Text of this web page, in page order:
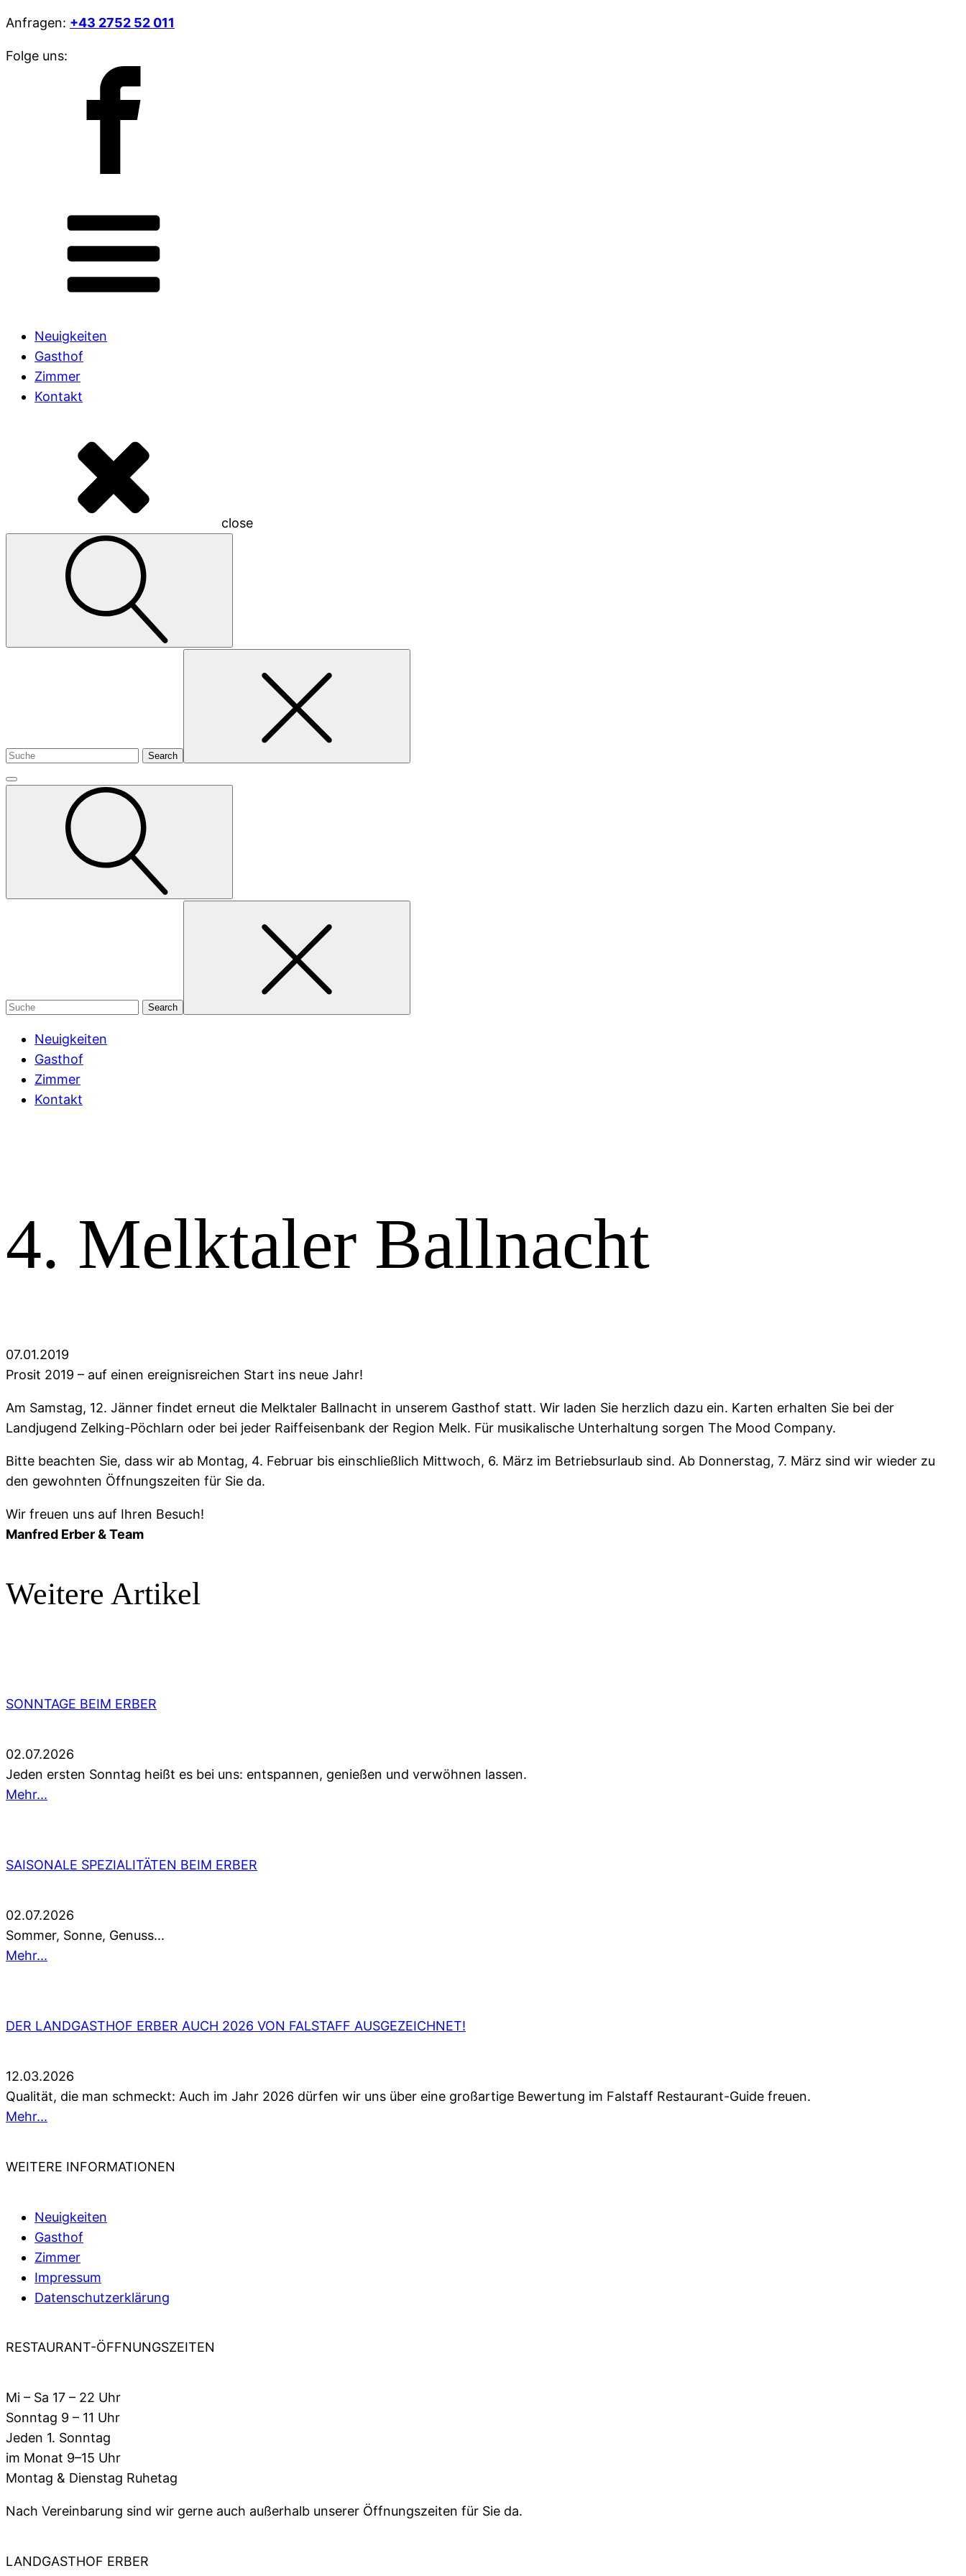
Anfragen: +43 2752 52 011
Folge uns:
Neuigkeiten
Gasthof
Zimmer
Kontakt
close
Neuigkeiten
Gasthof
Zimmer
Kontakt
4. Melktaler Ballnacht
07.01.2019
Prosit 2019 – auf einen ereignisreichen Start ins neue Jahr!
Am Samstag, 12. Jänner findet erneut die Melktaler Ballnacht in unserem Gasthof statt. Wir laden Sie herzlich dazu ein. Karten erhalten Sie bei der
Landjugend Zelking-Pöchlarn oder bei jeder Raiffeisenbank der Region Melk. Für musikalische Unterhaltung sorgen The Mood Company.
Bitte beachten Sie, dass wir ab Montag, 4. Februar bis einschließlich Mittwoch, 6. März im Betriebsurlaub sind. Ab Donnerstag, 7. März sind wir wieder zu
den gewohnten Öffnungszeiten für Sie da.
Wir freuen uns auf Ihren Besuch!
Manfred Erber & Team
Weitere Artikel
SONNTAGE BEIM ERBER
02.07.2026
Jeden ersten Sonntag heißt es bei uns: entspannen, genießen und verwöhnen lassen.
Mehr...
SAISONALE SPEZIALITÄTEN BEIM ERBER
02.07.2026
Sommer, Sonne, Genuss...
Mehr...
DER LANDGASTHOF ERBER AUCH 2026 VON FALSTAFF AUSGEZEICHNET!
12.03.2026
Qualität, die man schmeckt: Auch im Jahr 2026 dürfen wir uns über eine großartige Bewertung im Falstaff Restaurant-Guide freuen.
Mehr...
WEITERE INFORMATIONEN
Neuigkeiten
Gasthof
Zimmer
Impressum
Datenschutzerklärung
RESTAURANT-ÖFFNUNGSZEITEN
Mi – Sa 17 – 22 Uhr
Sonntag 9 – 11 Uhr
Jeden 1. Sonntag
im Monat 9–15 Uhr
Montag & Dienstag Ruhetag
Nach Vereinbarung sind wir gerne auch außerhalb unserer Öffnungszeiten für Sie da.
LANDGASTHOF ERBER